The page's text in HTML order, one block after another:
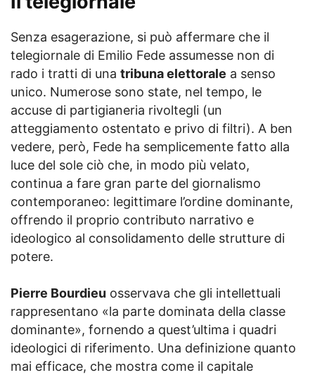
Senza esagerazione, si può affermare che il
telegiornale di Emilio Fede assumesse non di
rado i tratti di una tribuna elettorale a senso
unico. Numerose sono state, nel tempo, le
accuse di partigianeria rivoltegli (un
atteggiamento ostentato e privo di filtri). A ben
vedere, però, Fede ha semplicemente fatto alla
luce del sole ciò che, in modo più velato,
continua a fare gran parte del giornalismo
contemporaneo: legittimare l’ordine dominante,
offrendo il proprio contributo narrativo e
ideologico al consolidamento delle strutture di
potere.
Pierre Bourdieu osservava che gli intellettuali
rappresentano «la parte dominata della classe
dominante», fornendo a quest’ultima i quadri
ideologici di riferimento. Una definizione quanto
mai efficace, che mostra come il capitale